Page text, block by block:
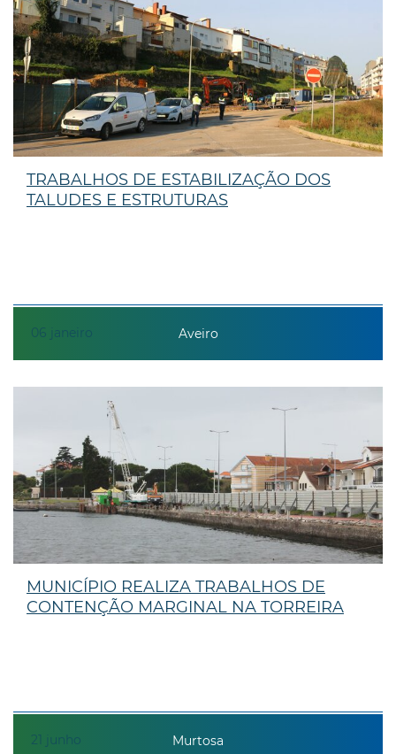
06 janeiro
TRABALHOS DE ESTABILIZAÇÃO DOS
TALUDES E ESTRUTURAS
Aveiro
21 junho
MUNICÍPIO REALIZA TRABALHOS DE
CONTENÇÃO MARGINAL NA TORREIRA
Murtosa